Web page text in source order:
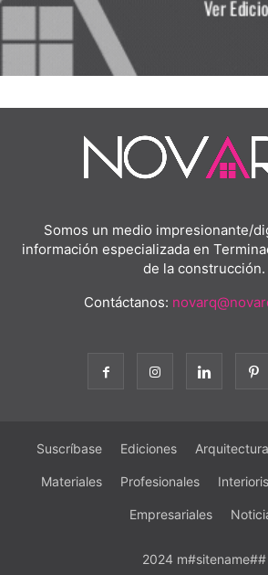
Somos un medio impresionante/
información especializada en
de la construcción.
Contáctanos:
Suscríbase Ediciones Arquitectura
Materiales Profesionales
Empresariales
2024 m#sitename##